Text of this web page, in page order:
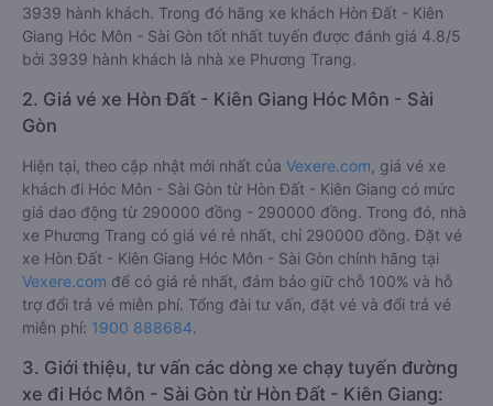
3939 hành khách. Trong đó hãng xe khách Hòn Đất - Kiên
Giang Hóc Môn - Sài Gòn tốt nhất tuyến được đánh giá 4.8/5
bởi 3939 hành khách là nhà xe Phương Trang.
2. Giá vé xe Hòn Đất - Kiên Giang Hóc Môn - Sài
Gòn
Hiện tại, theo cập nhật mới nhất của Vexere.com , giá vé xe
khách đi Hóc Môn - Sài Gòn từ Hòn Đất - Kiên Giang có mức
giá dao động từ 290000 đồng - 290000 đồng. Trong đó, nhà
xe Phương Trang có giá vé rẻ nhất, chỉ 290000 đồng. Đặt vé
xe Hòn Đất - Kiên Giang Hóc Môn - Sài Gòn chính hãng tại
Vexere.com để có giá rẻ nhất, đảm bảo giữ chỗ 100% và hỗ
trợ đổi trả vé miễn phí. Tổng đài tư vấn, đặt vé và đổi trả vé
miễn phí: 1900 888684.
3. Giới thiệu, tư vấn các dòng xe chạy tuyến đường
xe đi Hóc Môn - Sài Gòn từ Hòn Đất - Kiên Giang: